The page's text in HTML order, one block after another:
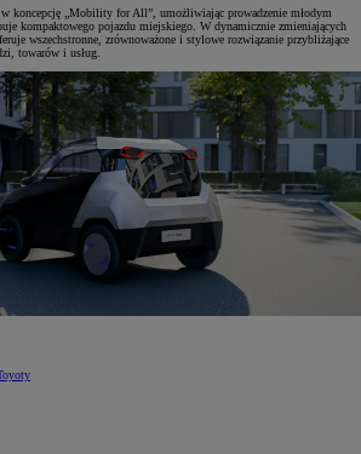
koncepcję „Mobility for All”, umożliwiając prowadzenie młodym
kompaktowego pojazdu miejskiego. W dynamicznie zmieniających
wszechstronne, zrównoważone i stylowe rozwiązanie przybliżające
towarów i usług.